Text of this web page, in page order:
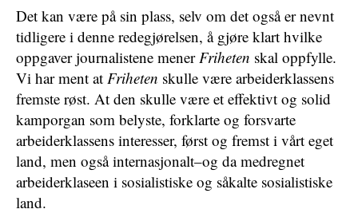
Det kan være på sin plass, selv om det også er nevnt
tidligere i denne redegjørelsen, å gjøre klart hvilke
oppgaver journalistene menerFriheten skal oppfylle.
Vi har ment at Friheten skulle være arbeiderklassens
fremste røst. At den skulle være et effektivt og solid
kamporgan som belyste, forklarte og forsvarte
arbeiderklassens interesser, først og fremst i vårt eget
land, men også internasjonalt–og da medregnet
arbeiderklaseen i sosialistiske og såkalte sosialistiske
land.